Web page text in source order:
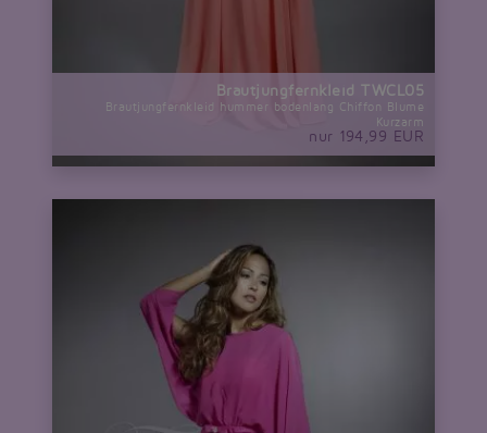
Brautjungfernkleid TWCL05
Brautjungfernkleid hummer bodenlang Chiffon Blume
Kurzarm
nur 194,99 EUR